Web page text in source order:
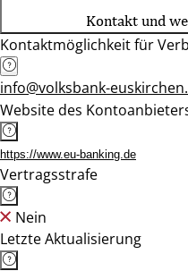
Kontakt und
Kontaktmöglichkeit für
info@volksbank-
Website des
https://www.eu-banking.de
Vertragsstrafe
Nein
Letzte Aktualisierung